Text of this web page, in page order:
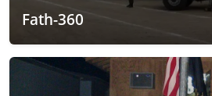
Fath-360